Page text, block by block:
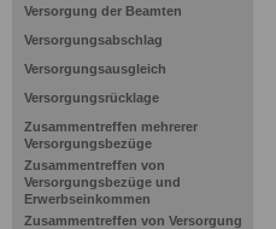
Versorgung der Beamten
Versorgungsabschlag
Versorgungsausgleich
Versorgungsrücklage
Zusammentreffen mehrerer
Versorgungsbezüge
Zusammentreffen von
Versorgungsbezüge und
Erwerbseinkommen
Zusammentreffen von Versorgung